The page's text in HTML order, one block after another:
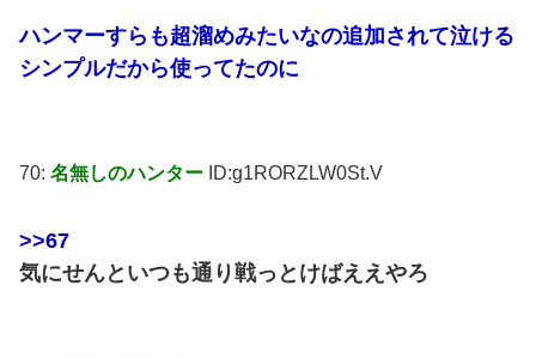
ハンマーすらも超溜めみたいなの追加されて泣ける
シンプルだから使ってたのに
70: 名無しのハンター ID:g1RORZLW0St.V
>>67
気にせんといつも通り戦っとけばええやろ